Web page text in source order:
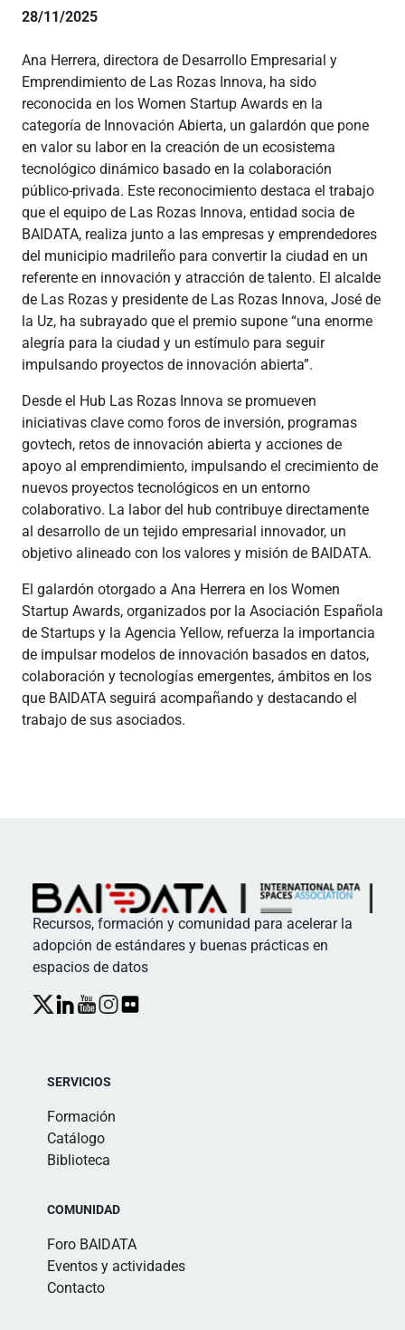
28/11/2025
Ana Herrera, directora de Desarrollo Empresarial y
Emprendimiento de Las Rozas Innova, ha sido
reconocida en los Women Startup Awards en la
categoría de Innovación Abierta, un galardón que pone
en valor su labor en la creación de un ecosistema
tecnológico dinámico basado en la colaboración
público-privada. Este reconocimiento destaca el trabajo
que el equipo de Las Rozas Innova, entidad socia de
BAIDATA, realiza junto a las empresas y emprendedores
del municipio madrileño para convertir la ciudad en un
referente en innovación y atracción de talento. El alcalde
de Las Rozas y presidente de Las Rozas Innova, José de
la Uz, ha subrayado que el premio supone “una enorme
alegría para la ciudad y un estímulo para seguir
impulsando proyectos de innovación abierta”.
Desde el Hub Las Rozas Innova se promueven
iniciativas clave como foros de inversión, programas
govtech, retos de innovación abierta y acciones de
apoyo al emprendimiento, impulsando el crecimiento de
nuevos proyectos tecnológicos en un entorno
colaborativo. La labor del hub contribuye directamente
al desarrollo de un tejido empresarial innovador, un
objetivo alineado con los valores y misión de BAIDATA.
El galardón otorgado a Ana Herrera en los Women
Startup Awards, organizados por la Asociación Española
de Startups y la Agencia Yellow, refuerza la importancia
de impulsar modelos de innovación basados en datos,
colaboración y tecnologías emergentes, ámbitos en los
que BAIDATA seguirá acompañando y destacando el
trabajo de sus asociados.
Recursos, formación y comunidad para acelerar la
adopción de estándares y buenas prácticas en
espacios de datos
SERVICIOS
Formación
Catálogo
Biblioteca
COMUNIDAD
Foro BAIDATA
Eventos y actividades
Contacto